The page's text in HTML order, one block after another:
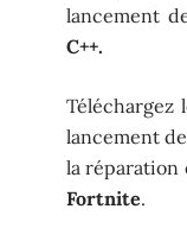
lancement
C++.
Téléchargez
lancement
la réparation
Fortnite.